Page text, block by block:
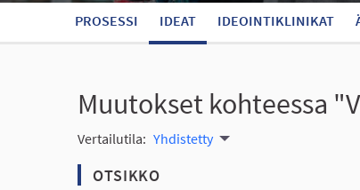
PROSESSI IDEAT IDEOINTIKLINIKAT
Muutokset kohteessa
Vertailutila: Yhdistetty
OTSIKKO